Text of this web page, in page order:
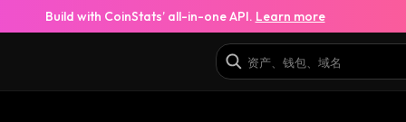
Build with CoinStats’ all-in-one API. Learn more